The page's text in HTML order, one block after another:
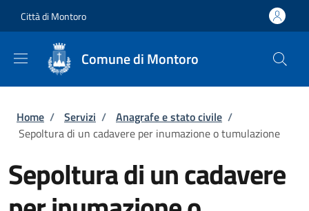
Città di Montoro
Comune di Montoro
Briciole di pane
Home / Servizi / Anagrafe e stato civile /
Sepoltura di un cadavere per inumazione o tumulazione
Sepoltura di un cadavere